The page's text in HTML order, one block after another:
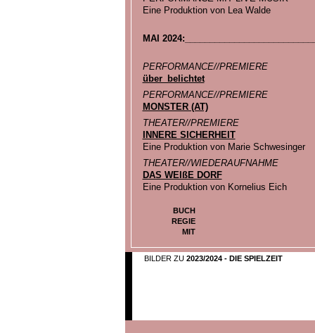
Eine Produktion von Lea Walde
MAI
PERFORMANCE//PREMIERE
über_belichtet
PERFORMANCE//PREMIERE
MONSTER (AT)
THEATER//PREMIERE
INNERE SICHERHEIT
Eine Produktion von Marie Schwesinger
THEATER//WIEDERAUFNAHME
DAS WEIßE DORF
Eine Produktion von Kornelius Eich
BUCH
REGIE
MIT
BILDER ZU 2023/2024 - DIE SPIELZEIT